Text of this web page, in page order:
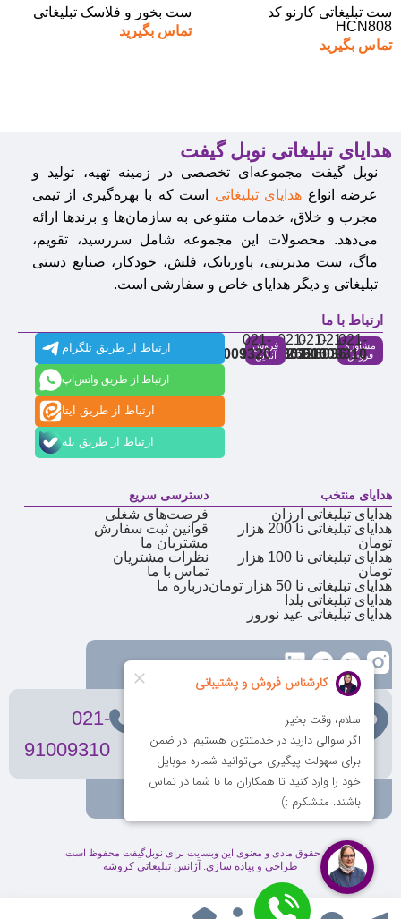
ست تبلیغاتی کارنو کد
HCN808
تماس بگیرید
ست بخور و فلاسک تبلیغاتی
تماس بگیرید
هدایای تبلیغاتی نوبل گیفت
نوبل گیفت مجموعه‌ای تخصصی در زمینه تهیه، تولید و
عرضه انواع هدایای تبلیغاتی است که با بهره‌گیری از تیمی
مجرب و خلاق، خدمات متنوعی به سازمان‌ها و برندها ارائه
می‌دهد. محصولات این مجموعه شامل سررسید، تقویم،
ماگ، ست مدیریتی، پاوربانک، فلش، خودکار، صنایع دستی
تبلیغاتی و دیگر هدایای خاص و سفارشی است.
ارتباط با ما
مشاوره
فروش
021-
91009310
021-
86126036
021-
86126506
021-
88537803
فروش
آنلاین
021-
91009320
ارتباط از طریق تلگرام
ارتباط از طریق واتس‌اپ
ارتباط از طریق ایتا
ارتباط از طریق بله
هدایای منتخب
هدایای تبلیغاتی ارزان
هدایای تبلیغاتی تا 200 هزار
تومان
هدایای تبلیغاتی تا 100 هزار
تومان
هدایای تبلیغاتی تا 50 هزار تومان
هدایای تبلیغاتی یلدا
هدایای تبلیغاتی عید نوروز
دسترسی سریع
فرصت‌های شغلی
قوانین ثبت سفارش
مشتریان ما
نظرات مشتریان
تماس با ما
درباره ما
تهران، ولیعصر، بالاتر از بهشتی،
بن‌بست پردیس، پلاک 12
021-
91009310
کلیه حقوق مادی و معنوی این وبسایت برای نوبل‌گیفت محفوظ است.
طراحی و پیاده سازی: آژانس تبلیغاتی کروشه